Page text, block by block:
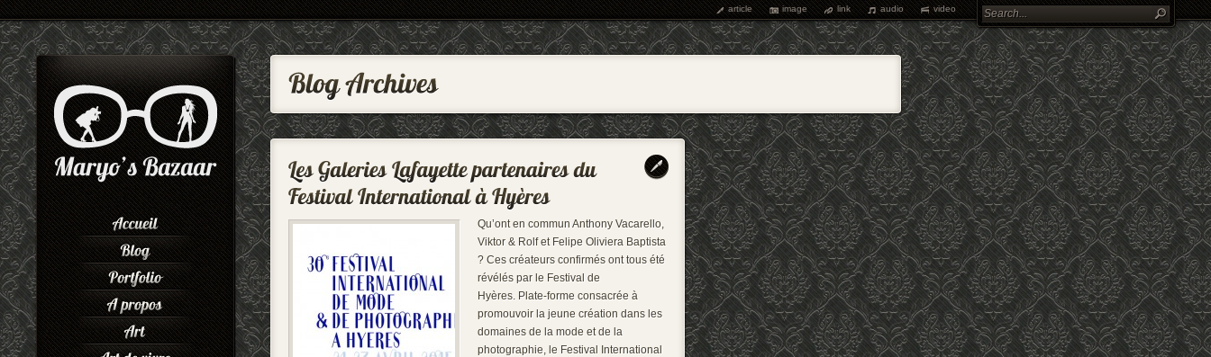
article image link audio video
Qu’ont en commun Anthony Vacarello,
Viktor & Rolf et Felipe Oliviera Baptista
? Ces créateurs confirmés ont tous été
révélés par le Festival de
Hyères. Plate-forme consacrée à
promouvoir la jeune création dans les
domaines de la mode et de la
photographie, le Festival International